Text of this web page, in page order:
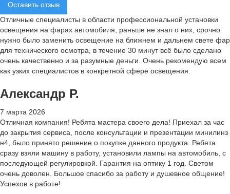
Оставить отзыв
Отличные специалисты в области профессиональной установки
освещения на фарах автомобиля, раньше не знал о них, срочно
нужно было заменить освещение на ближнем и дальнем свете фар
для технического осмотра, в течение 30 минут всё было сделано
очень качественно и за разумные деньги. Очень рекомендую всем
как узких специалистов в конкретной сфере освещения.
Александр Р.
7 марта 2026
Отличная компания! Ребята мастера своего дела! Приехал за час
до закрытия сервиса, после консультации и презентации минилинз
н4, было принято решение о покупке данного продукта. Ребята
сразу взяли машину в работу, установили лампы на автомобиль, с
последующей регулировкой. Гарантия на оптику 1 год. Светом
очень доволен. Большое спасибо за работу и душевное общение!
Успехов в работе!